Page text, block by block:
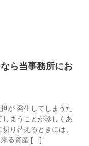
ら当事務所にお
が 発生してしまうた
まうことが珍しくあ
り替えるときには、
来る資産 […]